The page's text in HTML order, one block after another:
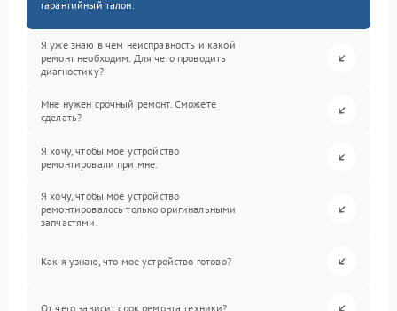
гарантийный талон.
Я уже знаю в чем неисправность и какой
ремонт необходим. Для чего проводить
диагностику?
Мне нужен срочный ремонт. Сможете
сделать?
Я хочу, чтобы мое устройство
ремонтировали при мне.
Я хочу, чтобы мое устройство
ремонтировалось только оригинальными
запчастями.
Как я узнаю, что мое устройство готово?
От чего зависит срок ремонта техники?